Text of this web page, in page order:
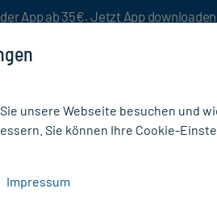
App ab 35€. Jetzt App downloaden
unsere Webseite besuchen und
Sie können Ihre Cookie-
Impressum